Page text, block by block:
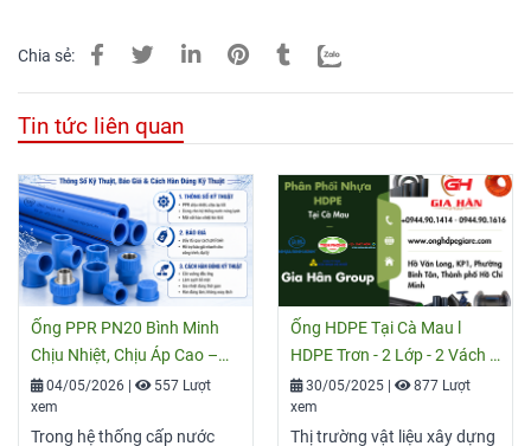
Chia sẻ:
Tin tức liên quan
Ống PPR PN20 Bình Minh
Chịu Nhiệt, Chịu Áp Cao –
Giá Tốt 2026
04/05/2026
557 Lượt
xem
Trong hệ thống cấp nước
Ống HDPE Tại Cà Mau l
HDPE Trơn - 2 Lớp - 2 Vách -
Xoắn Cam
30/05/2025
877 Lượt
xem
Thị trường vật liệu xây dựng